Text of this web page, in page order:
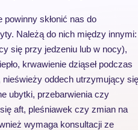
powinny skłonić nas do
Należą do nich między innymi:
się przy jedzeniu lub w nocy),
krwawienie dziąseł podczas
oddech utrzymujący się
ubytki, przebarwienia czy
aft, pleśniawek czy zmian na
wymaga konsultacji ze